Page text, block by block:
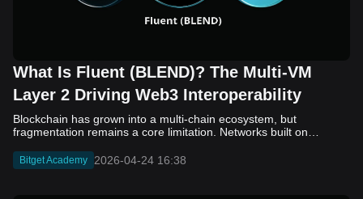
What Is Fluent (BLEND)? The Multi-VM
Layer 2 Driving Web3 Interoperability
Blockchain has grown into a multi-chain ecosystem, but
fragmentation remains a core limitation. Networks built on
struggle to communicate efficiently. While bridges and cross-
chain solutions have improved connectivity, they often introduce
Bitget Academy 2026-04-24 16:38